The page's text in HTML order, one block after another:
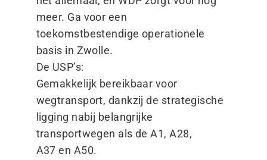
meer. Ga voor een
toekomstbestendige operationele
basis in Zwolle.
De USP’s:
Gemakkelijk bereikbaar voor
wegtransport, dankzij de strategische
ligging nabij belangrijke
transportwegen als de A1, A28,
A37 en A50.